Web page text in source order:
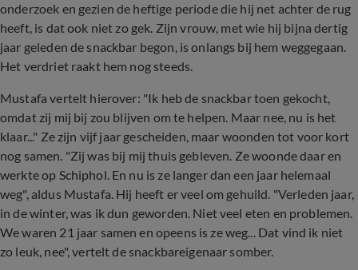
onderzoek en gezien de heftige periode die hij net achter de rug
heeft, is dat ook niet zo gek. Zijn vrouw, met wie hij bijna dertig
jaar geleden de snackbar begon, is onlangs bij hem weggegaan.
Het verdriet raakt hem nog steeds.
Mustafa vertelt hierover: "Ik heb de snackbar toen gekocht,
omdat zij mij bij zou blijven om te helpen. Maar nee, nu is het
klaar..." Ze zijn vijf jaar gescheiden, maar woonden tot voor kort
nog samen. "Zij was bij mij thuis gebleven. Ze woonde daar en
werkte op Schiphol. En nu is ze langer dan een jaar helemaal
weg", aldus Mustafa. Hij heeft er veel om gehuild. "Verleden jaar,
in de winter, was ik dun geworden. Niet veel eten en problemen.
We waren 21 jaar samen en opeens is ze weg... Dat vind ik niet
zo leuk, nee", vertelt de snackbareigenaar somber.